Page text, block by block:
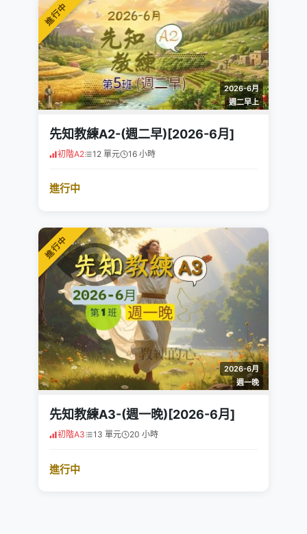
進行中
2026-6月
週二早上
先知教練A2-(週二早)[2026-6月]
初階A2 12 單元 16 小時
進行中
進行中
2026-6月
週一晚
先知教練A3-(週一晚)[2026-6月]
初階A3 13 單元 20 小時
進行中